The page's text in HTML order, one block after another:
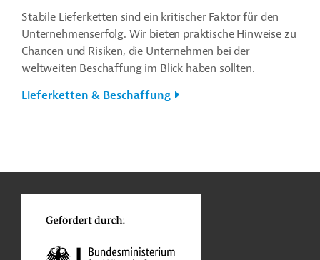
Stabile Lieferketten sind ein kritischer Faktor für den
Unternehmenserfolg. Wir bieten praktische Hinweise zu
Chancen und Risiken, die Unternehmen bei der
weltweiten Beschaffung im Blick haben sollten.
Lieferketten & Beschaffung